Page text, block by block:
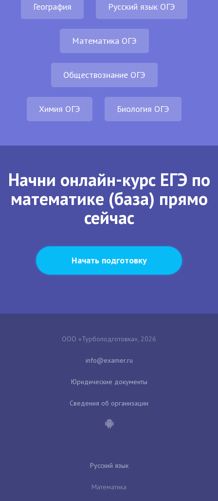
География Русский язык ОГЭ
Математика ОГЭ
Обществознание ОГЭ
Химия ОГЭ Биология ОГЭ
Начни онлайн-курс ЕГЭ по
математике (база) прямо
сейчас
Начать подготовку
ООО «Турбоподготовка», 2026
Юридические документы
Сведения об организации
Русский язык
Математика